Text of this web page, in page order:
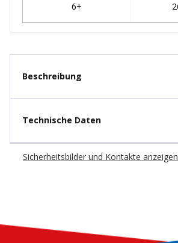
Beschreibung
Technische Daten
Sicherheitsbilder und Kontakte anzeigen